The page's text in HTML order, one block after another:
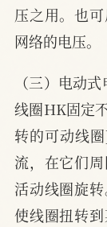
压之用。也
网络的电压。
（三）电动
线圈HK固定
转的可动线
流，在它们
活动线圈旋
使线圈扭转